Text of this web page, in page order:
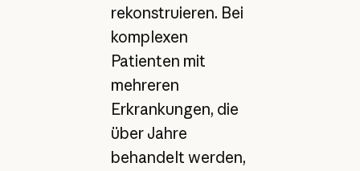
rekonstruieren. Bei
komplexen
Patienten mit
mehreren
Erkrankungen, die
über Jahre
behandelt werden,